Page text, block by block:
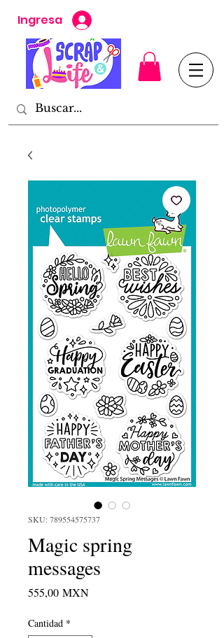
Ingresa
SKU: 789554575737
Magic spring
messages
555,00 MXNPrecio
Cantidad *